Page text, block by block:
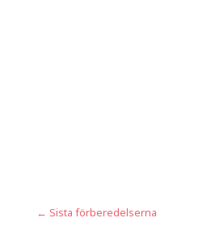
← Sista förberedelserna